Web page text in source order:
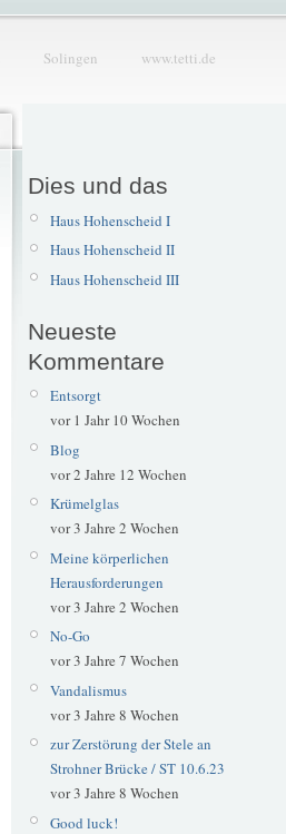
Solingen www.tetti.de
Dies und das
Haus Hohenscheid I
Haus Hohenscheid II
Haus Hohenscheid III
Neueste
Kommentare
Entsorgt
vor 1 Jahr 10 Wochen
Blog
vor 2 Jahre 12 Wochen
Krümelglas
vor 3 Jahre 2 Wochen
Meine körperlichen
Herausforderungen
vor 3 Jahre 2 Wochen
No-Go
vor 3 Jahre 7 Wochen
Vandalismus
vor 3 Jahre 8 Wochen
zur Zerstörung der Stele an
Strohner Brücke / ST 10.6.23
vor 3 Jahre 8 Wochen
Good luck!